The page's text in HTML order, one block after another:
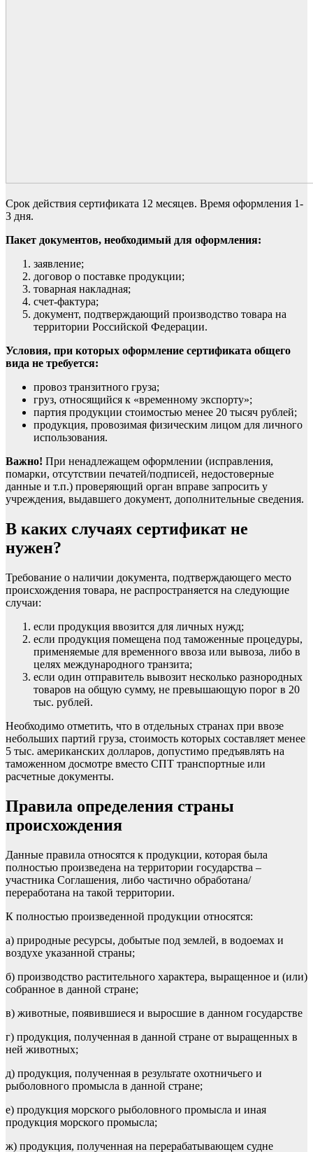
Срок действия сертификата 12 месяцев. Время оформления 1-
3 дня.
Пакет документов, необходимый для оформления:
заявление;
договор о поставке продукции;
товарная накладная;
счет-фактура;
документ, подтверждающий производство товара на
территории Российской Федерации.
Условия, при которых оформление сертификата общего
вида не требуется:
провоз транзитного груза;
груз, относящийся к «временному экспорту»;
партия продукции стоимостью менее 20 тысяч рублей;
продукция, провозимая физическим лицом для личного
использования.
Важно! При ненадлежащем оформлении (исправления,
помарки, отсутствии печатей/подписей, недостоверные
данные и т.п.) проверяющий орган вправе запросить у
учреждения, выдавшего документ, дополнительные сведения.
В каких случаях сертификат не
нужен?
Требование о наличии документа, подтверждающего место
происхождения товара, не распространяется на следующие
случаи:
если продукция ввозится для личных нужд;
если продукция помещена под таможенные процедуры,
применяемые для временного ввоза или вывоза, либо в
целях международного транзита;
если один отправитель вывозит несколько разнородных
товаров на общую сумму, не превышающую порог в 20
тыс. рублей.
Необходимо отметить, что в отдельных странах при ввозе
небольших партий груза, стоимость которых составляет менее
5 тыс. американских долларов, допустимо предъявлять на
таможенном досмотре вместо СПТ транспортные или
расчетные документы.
Правила определения страны
происхождения
Данные правила относятся к продукции, которая была
полностью произведена на территории государства –
участника Соглашения, либо частично обработана/
переработана на такой территории.
К полностью произведенной продукции относятся:
а) природные ресурсы, добытые под землей, в водоемах и
воздухе указанной страны;
б) производство растительного характера, выращенное и (или)
собранное в данной стране;
в) животные, появившиеся и выросшие в данном государстве
г) продукция, полученная в данной стране от выращенных в
ней животных;
д) продукция, полученная в результате охотничьего и
рыболовного промысла в данной стране;
е) продукция морского рыболовного промысла и иная
продукция морского промысла;
ж) продукция, полученная на перерабатывающем судне